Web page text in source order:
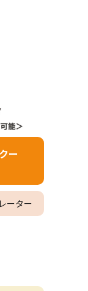
ー
ーター